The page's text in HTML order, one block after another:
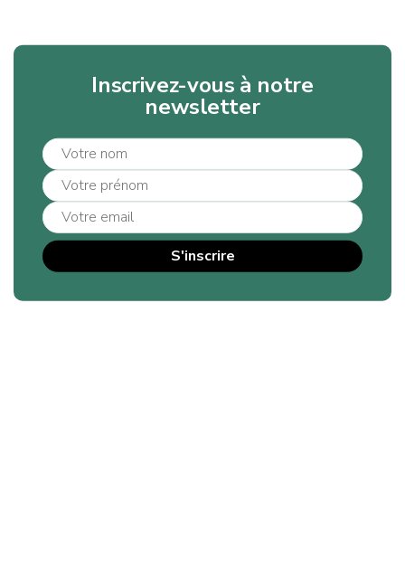
Inscrivez-vous à notre
newsletter